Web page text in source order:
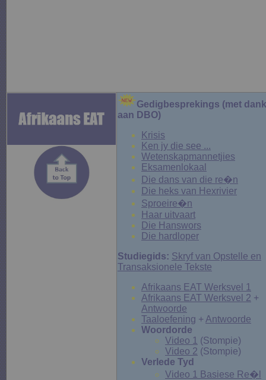
Gedigbesprekings (met dank
aan DBO)
Krisis
Ken jy die see ...
Wetenskapmannetjies
Eksamenlokaal
Die dans van die re�n
Die heks van Hexrivier
Sproeire�n
Haar uitvaart
Die Hanswors
Die hardloper
Studiegids: Skryf van Opstelle en
Transaksionele Tekste
Afrikaans EAT Werksvel 1
Afrikaans EAT Werksvel 2 +
Antwoorde
Taaloefening + Antwoorde
Woordorde
Video 1 (Stompie)
Video 2 (Stompie)
Verlede Tyd
Video 1 Basiese Re�l